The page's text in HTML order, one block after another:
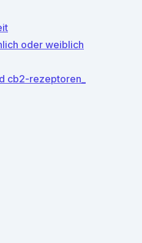
oder weiblich
cb2-rezeptoren_